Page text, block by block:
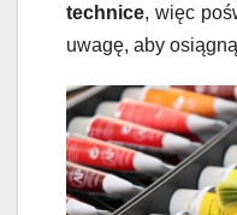
technice, więc
uwagę, aby